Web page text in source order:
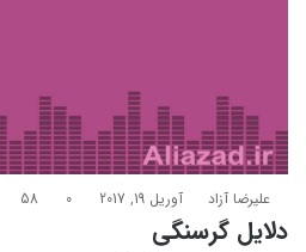
علیرضا آزاد آوریل 19, 2017 0
58
دلایل گرسنگی